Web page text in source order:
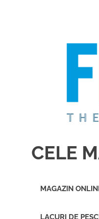
CELE
buneMAGAZIN
LACURI DE